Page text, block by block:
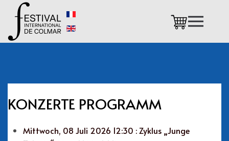
Zum Hauptinhalt springen
KONZERTE PROGRAMM
Mittwoch, 08 Juli 2026 12:30 : Zyklus „Junge